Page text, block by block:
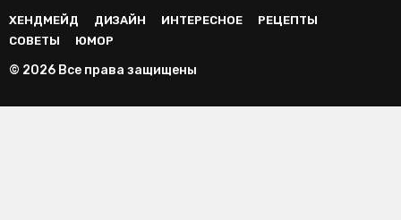
ХЕНДМЕЙД ДИЗАЙН ИНТЕРЕСНОЕ
РЕЦЕПТЫ
СОВЕТЫ
ЮМОР
© 2026 Все права защищены